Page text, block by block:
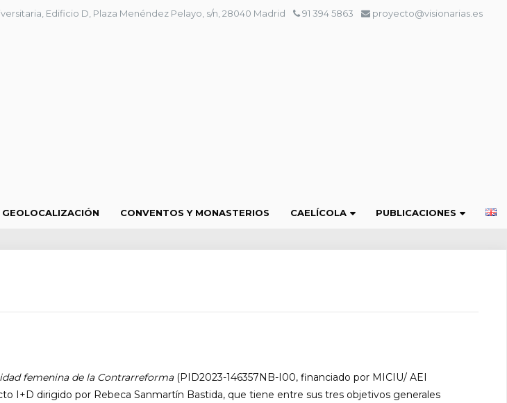
Edificio D, Plaza Menéndez Pelayo, s/n, 28040 Madrid 91 394 5863 proyecto@visionarias.es
GEOLOCALIZACIÓN CONVENTOS Y MONASTERIOS CAELÍCOLA PUBLICACIONES
femenina de la Contrarreforma (PID2023-146357NB-I00, financiado por MICIU/ AEI
I+D dirigido por Rebeca Sanmartín Bastida, que tiene entre sus tres objetivos generales